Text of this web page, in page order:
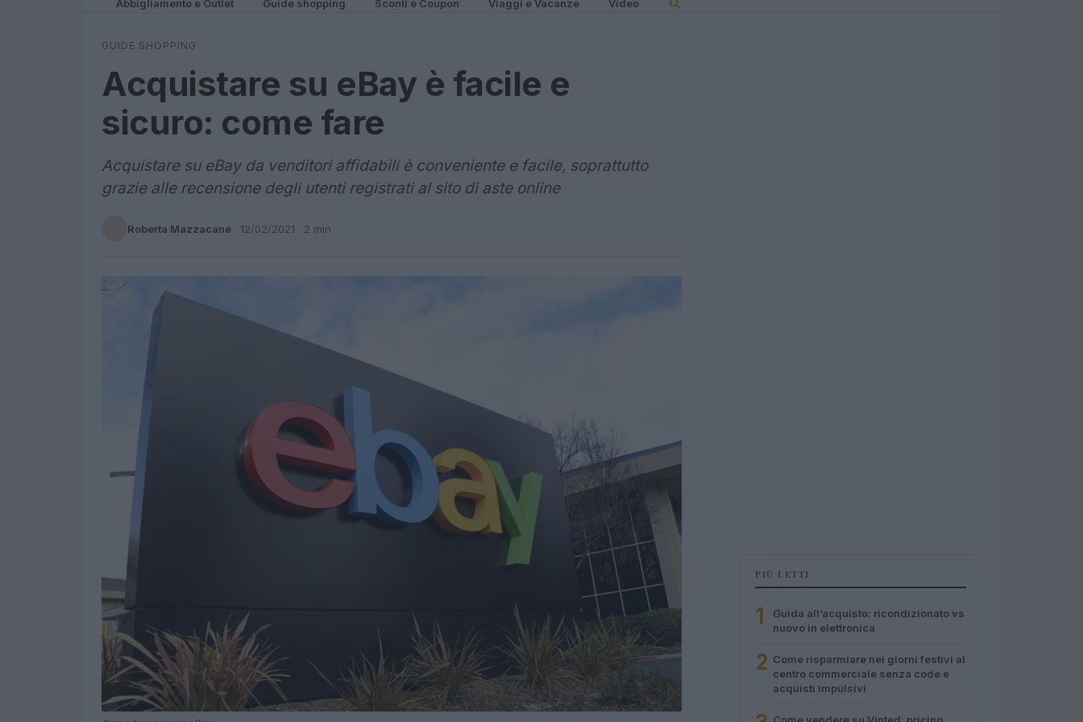
Abbigliamento e Outlet Guide shopping Sconti e Coupon Viaggi e Vacanze Video
GUIDE SHOPPING
Acquistare su eBay è facile e
sicuro: come fare
Acquistare su eBay da venditori affidabili è conveniente e facile, soprattutto
grazie alle recensione degli utenti registrati al sito di aste online
Roberta Mazzacane · 12/02/2021 · 2 min
PIÙ LETTI
1
Guida all’acquisto: ricondizionato vs
nuovo in elettronica
2 Come risparmiare nei giorni festivi al
centro commerciale senza code e
acquisti impulsivi